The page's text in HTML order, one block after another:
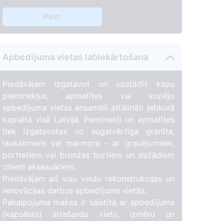
53
Pirkt
Apbedījuma vietas labiekārtošana
Piedāvājam izgatavot un uzstādīt kapu
pieminekļus, apmalītes vai kopējo
apbedījuma vietas ansambli attālināti jebkurā
kapsētā visā Latvijā. Pieminekļi un apmalītes
tiek izgatavotas no augstvērtīga granīta,
laukakmens vai marmora - ar gravējumiem,
portretiem vai bronzas burtiem un dažādiem
citiem aksesuāriem.
Piedāvājam arī visu veidu rekonstrukcijas un
renovācijas darbus apbedījuma vietās.
Pakalpojuma maksa ir saistīta ar apbedījuma
(kapsētas) atrašanās vietu, izmēru un